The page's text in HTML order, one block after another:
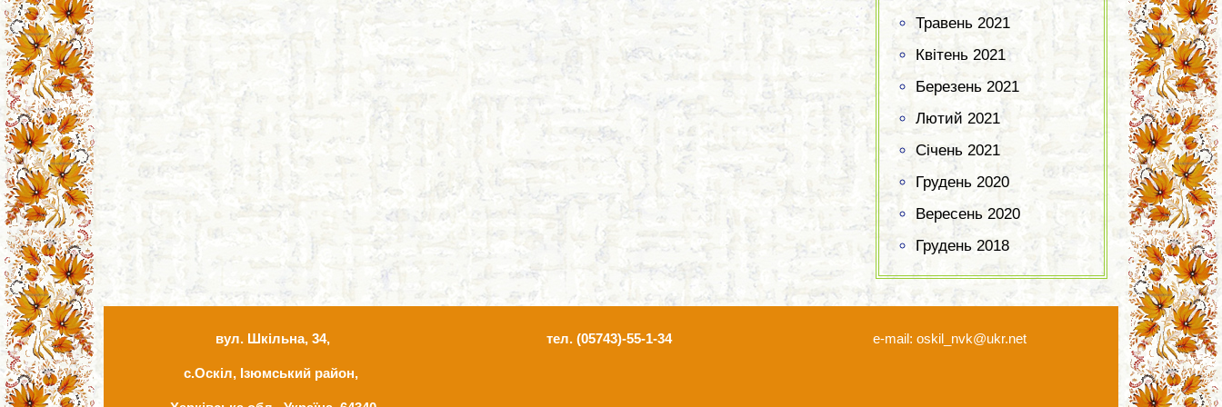
Травень 2021
Квітень 2021
Березень 2021
Лютий 2021
Січень 2021
Грудень 2020
Вересень 2020
Грудень 2018
вул. Шкільна, 34,
с.Оскіл, Ізюмський район,
тел. (05743)-55-1-34 e-mail: oskil_nvk@ukr.net